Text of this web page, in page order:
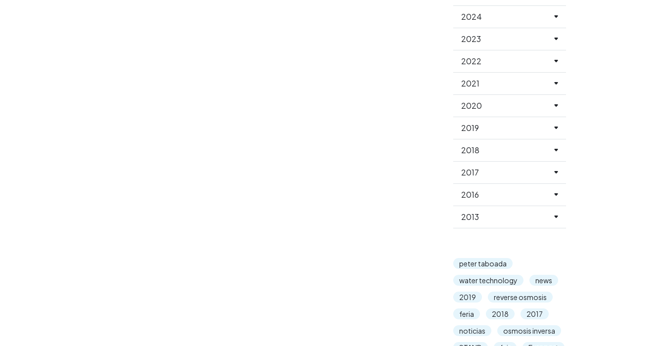
2024
2023
2022
2021
2020
2019
2018
2017
2016
2013
peter taboada
water technology
news
2019
reverse osmosis
feria
2018
2017
noticias
osmosis inversa